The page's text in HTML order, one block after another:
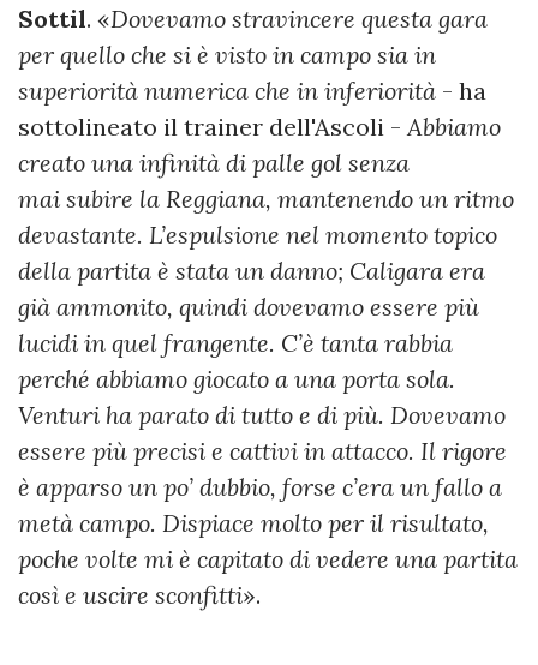
Sottil. «Dovevamo stravincere questa gara
per quello che si è visto in campo sia in
superiorità numerica che in inferiorità - ha
sottolineato il trainer dell'Ascoli -Abbiamo
creato una infinità di palle gol senza
mai subire la Reggiana, mantenendo un ritmo
devastante. L’espulsione nel momento topico
della partita è stata un danno; Caligara era
già ammonito, quindi dovevamo essere più
lucidi in quel frangente. C’è tanta rabbia
perché abbiamo giocato a una porta sola.
Venturi ha parato di tutto e di più. Dovevamo
essere più precisi e cattivi in attacco. Il rigore
è apparso un po’ dubbio, forse c’era un fallo a
metà campo. Dispiace molto per il risultato,
poche volte mi è capitato di vedere una partita
così e uscire sconfitti».